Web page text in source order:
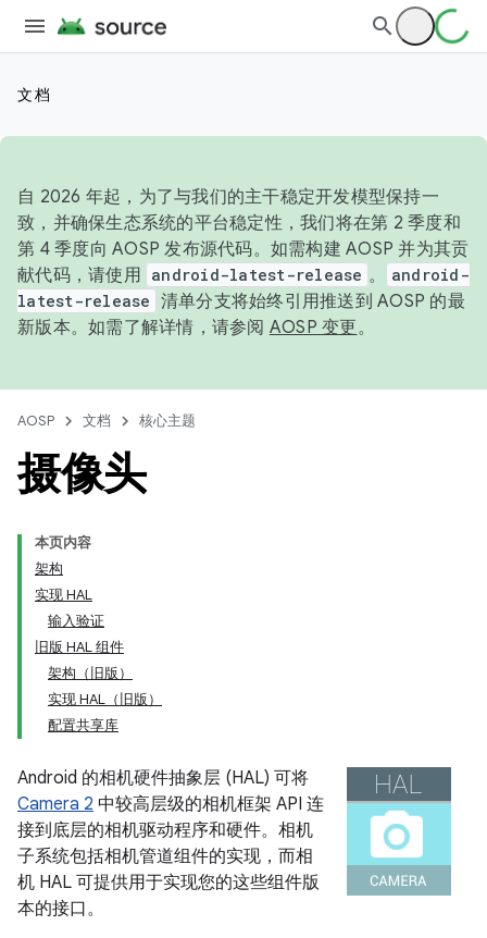
文档
自 2026 年起，为了与我们的主干稳定开发模型保持一
致，并确保生态系统的平台稳定性，我们将在第 2 季度和
第 4 季度向 AOSP 发布源代码。如需构建 AOSP 并为其贡
献代码，请使用 android-latest-release 。
android-
latest-release 清单分支将始终引用推送到 AOSP 的最
新版本。如需了解详情，请参阅 AOSP 变更。
AOSP 文档 核心主题
摄像头
本页内容
架构
实现 HAL
输入验证
旧版 HAL 组件
架构（旧版）
实现 HAL（旧版）
配置共享库
Android 的相机硬件抽象层 (HAL) 可将
Camera 2 中较高层级的相机框架 API 连
接到底层的相机驱动程序和硬件。相机
子系统包括相机管道组件的实现，而相
机 HAL 可提供用于实现您的这些组件版
本的接口。